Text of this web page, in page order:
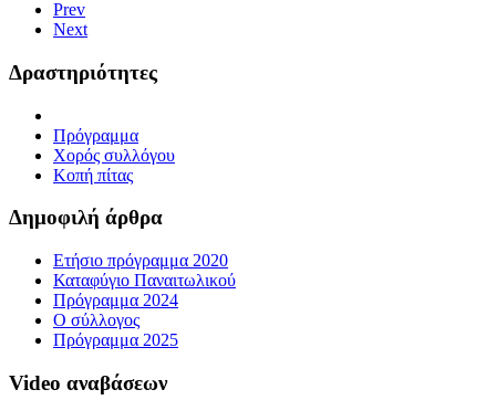
Prev
Next
Δραστηριότητες
Πρόγραμμα
Χορός συλλόγου
Κοπή πίτας
Δημοφιλή άρθρα
Ετήσιο πρόγραμμα 2020
Καταφύγιο Παναιτωλικού
Πρόγραμμα 2024
Ο σύλλογος
Πρόγραμμα 2025
Video αναβάσεων